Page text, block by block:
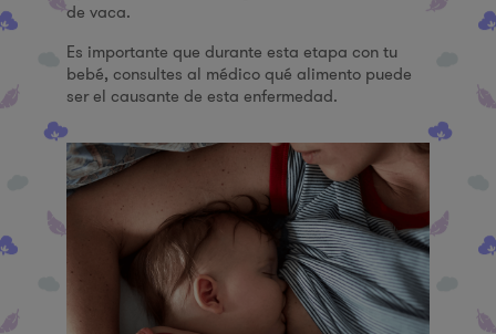
de vaca.
Es importante que durante esta etapa con tu
bebé, consultes al médico qué alimento puede
ser el causante de esta enfermedad.